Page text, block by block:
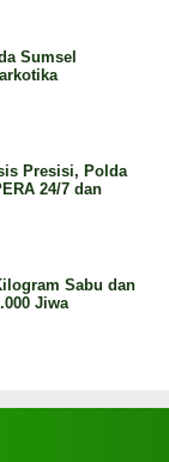
Sumsel
Presisi, Polda
24/7 dan
Sabu dan
Jiwa